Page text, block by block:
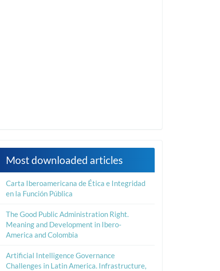
Most downloaded articles
Carta Iberoamericana de Ética e Integridad
en la Función Pública
The Good Public Administration Right.
Meaning and Development in Ibero-
America and Colombia
Artificial Intelligence Governance
Challenges in Latin America. Infrastructure,